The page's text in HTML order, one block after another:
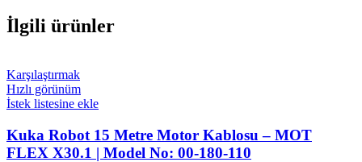
İlgili ürünler
Karşılaştırmak
Hızlı görünüm
İstek listesine ekle
Kuka Robot 15 Metre Motor Kablosu – MOT
FLEX X30.1 | Model No: 00-180-110